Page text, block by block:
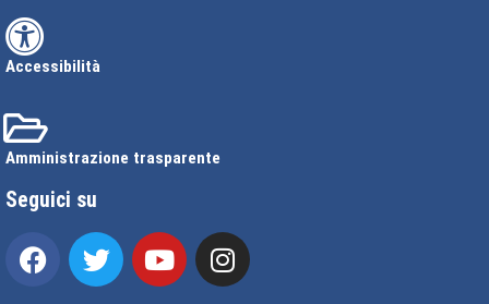
Accessibilità
Amministrazione trasparente
Seguici su